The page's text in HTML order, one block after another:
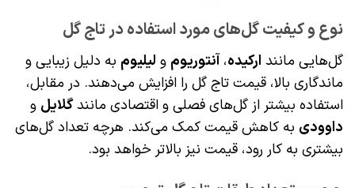
نوع و کیفیت گل‌های مورد استفاده در تاج گل
گل‌هایی مانند ارکیده،آنتوریوم و لیلیوم به دلیل زیبایی و
ماندگاری بالا، قیمت تاج گل را افزایش می‌دهند. در مقابل،
استفاده بیشتر از گل‌های فصلی و اقتصادی مانندگلایل و
داوودی به کاهش قیمت کمک می‌کند. هرچه تعداد گل‌های
بیشتری به کار رود، قیمت نیز بالاتر خواهد بود.